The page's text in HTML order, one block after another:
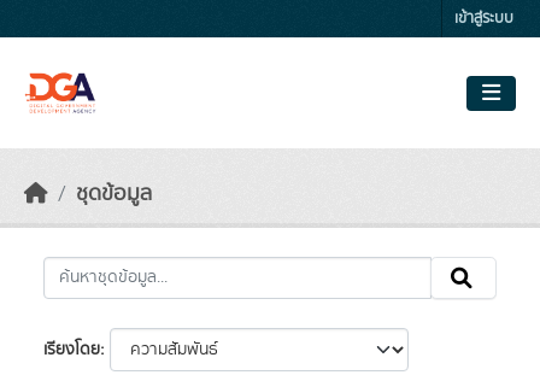
เข้าสู่ระบบ
ชุดข้อมูล
เรียงโดย